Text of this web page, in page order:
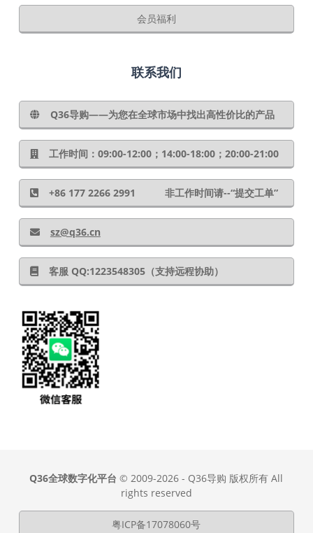
会员福利
联系我们
Q36导购——为您在全球市场中找出高性价比的产品
工作时间：09:00-12:00；14:00-18:00；20:00-21:00
+86 177 2266 2991 非工作时间请--“提交工单”
sz@q36.cn
客服 QQ:1223548305（支持远程协助）
Q36全球数字化平台 © 2009-2026 - Q36导购 版权所有 All
rights reserved
粤ICP备17078060号